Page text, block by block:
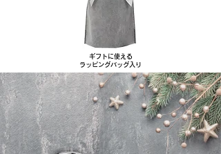
ギフトに使える
​ラッピングバッグ入り